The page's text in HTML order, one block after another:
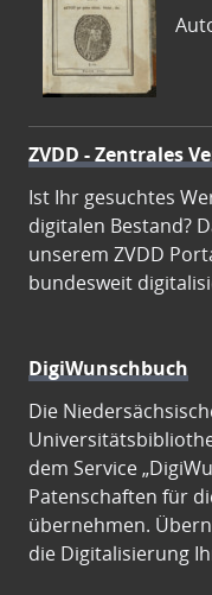
ZVDD - Zentrales
Ist Ihr gesuchtes
digitalen Bestand?
unserem ZVDD
bundesweit
DigiWunschbuch
Die
dem Service
Patenschaften für
übernehmen.
die Digitalisierung